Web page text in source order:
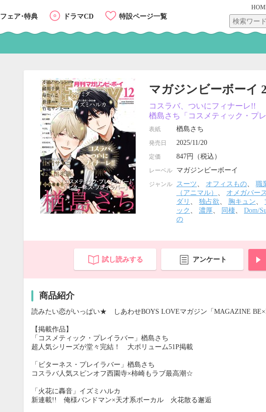
フェア･特典 ドラマCD 特設ページ一覧
マガジンビーボーイ
コスラバ、ついにフィナーレ!!
楢島さち「コスメティック・プレ
表紙 楢島さち
発売日 2025/11/20
定価 847円（税込）
レーベル マガジンビーボーイ
ジャンル スーツ、 オフィスもの、 職
（アニマル） 、 オメガバース
ダリ 、 独占欲、 胸キュン、
ック 、 濃厚、 同棲、 Dom/
の
試し読みする アンケート
商品紹介
読みたい恋がいっぱい★ しあわせBOYS LOVEマガジン「MAGAZINE
【掲載作品】
「コスメティック・プレイラバー」楢島さち
超人気シリーズが堂々完結！ 大ボリューム51P掲載
「ビターネス・プレイラバー」楢島さち
コスラバ人気スピンオフ西園寺×柿崎もラブ最高潮☆
「火花に轟音」イズミハルカ
新連載!! 俺様バンドマン×天才系ボーカル 火花散る邂逅